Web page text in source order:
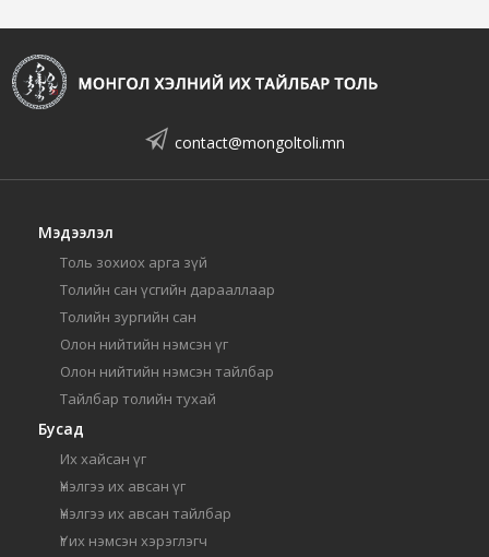
contact@mongoltoli.mn
Мэдээлэл
Толь зохиох арга зүй
Толийн сан үсгийн дарааллаар
Толийн зургийн сан
Олон нийтийн нэмсэн үг
Олон нийтийн нэмсэн тайлбар
Тайлбар толийн тухай
Бусад
Их хайсан үг
Үнэлгээ их авсан үг
Үнэлгээ их авсан тайлбар
Үг их нэмсэн хэрэглэгч